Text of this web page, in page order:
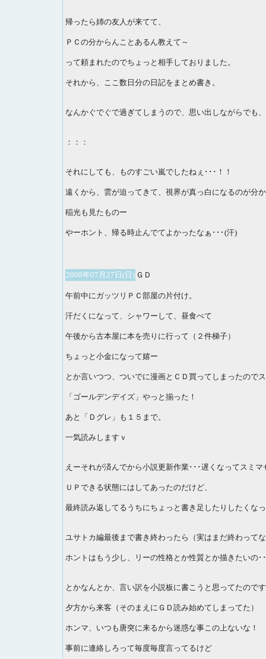
帰ったら姉の友人が来てて、
ＰＣの分からんことあるん教えて～
って頼まれたのでちょっと相手しておりました。
それから、ここ数日分の日記をまとめ書き。
なんかぐでぐで過ぎてしまうので、思い出しながらでも
：：：
それにしても、ものすごい嵐でしたねぇ･･･！！
遠くから、雲が迫ってきて、視界が真っ白になるのが分
稲光も見たものー
やーホント、帰る時止んでてよかったなぁ･･･(汗)
2008年07月27日(日) ＧＤ
午前中にガッツリＰＣ部屋の片付け。
汗だくになって、シャワーして、昼食べて
午後から古本屋に本を売りに行って（２件梯子）
ちょっと小金になって嬉ー
とか言いつつ、ついでに漫画とＣＤ買ってしまったので
「ゴールデンデイズ」やっと揃った！
あと「Ｄグレ」も１５まで。
一気読みしますｖ
えーそれが済んでから小説更新作業･･･遅くなってスミマ
ＵＰできる状態にはしてあったのだけど、
最終読み返してるうちにちょっと書き足したりしたくな
ユサトカ編最後まで書き終わったら（実はまだ終わって
ホントはもう少し、リーの性格とか性質とか描きたいの･
とかなんとか、言い訳を小説板に書こうと思ってたので
夕方から来客（そのまえにＧＤ読み始めてしまってた）
ホンマ、いつも唐突に来るから迷惑な事この上ないな！
事前に連絡しろって毎度毎度言ってるけど